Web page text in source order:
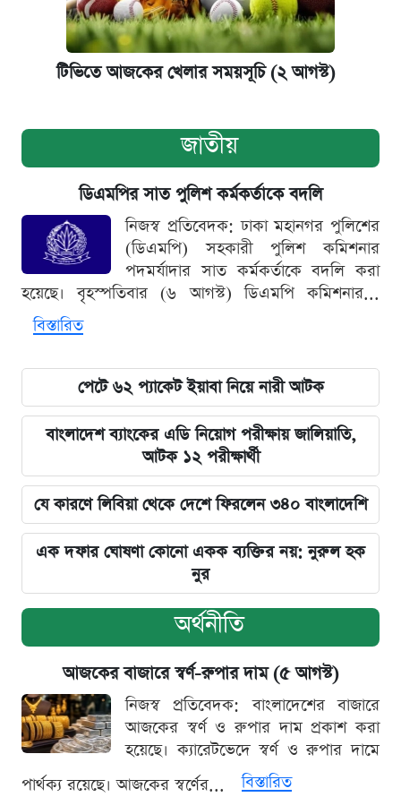
টিভিতে আজকের খেলার সময়সূচি (২ আগস্ট)
জাতীয়
ডিএমপির সাত পুলিশ কর্মকর্তাকে বদলি
নিজস্ব প্রতিবেদক: ঢাকা মহানগর পুলিশের
(ডিএমপি) সহকারী পুলিশ কমিশনার
পদমর্যাদার সাত কর্মকর্তাকে বদলি করা
হয়েছে। বৃহস্পতিবার (৬ আগস্ট) ডিএমপি কমিশনার...
বিস্তারিত
পেটে ৬২ প্যাকেট ইয়াবা নিয়ে নারী আটক
বাংলাদেশ ব্যাংকের এডি নিয়োগ পরীক্ষায় জালিয়াতি,
আটক ১২ পরীক্ষার্থী
যে কারণে লিবিয়া থেকে দেশে ফিরলেন ৩৪০ বাংলাদেশি
এক দফার ঘোষণা কোনো একক ব্যক্তির নয়: নুরুল হক
নুর
অর্থনীতি
আজকের বাজারে স্বর্ণ-রুপার দাম (৫ আগস্ট)
নিজস্ব প্রতিবেদক: বাংলাদেশের বাজারে
আজকের স্বর্ণ ও রুপার দাম প্রকাশ করা
হয়েছে। ক্যারেটভেদে স্বর্ণ ও রুপার দামে
পার্থক্য রয়েছে। আজকের স্বর্ণের...
বিস্তারিত